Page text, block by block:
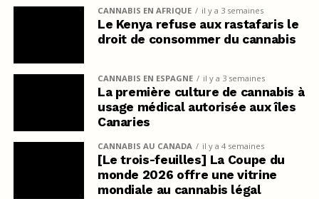
CANNABIS EN AFRIQUE il y a 3 semaines
Le Kenya refuse aux rastafaris le
droit de consommer du cannabis
CANNABIS EN ESPAGNE il y a 3 semaines
La première culture de cannabis à
usage médical autorisée aux îles
Canaries
CANNABIS AU CANADA il y a 4 semaines
[Le trois-feuilles] La Coupe du
monde 2026 offre une vitrine
mondiale au cannabis légal